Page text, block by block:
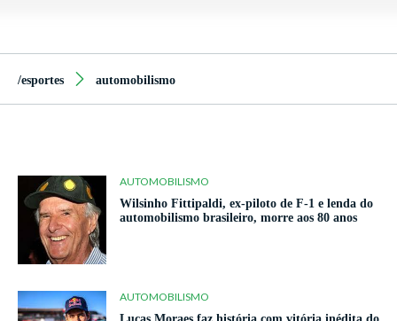
/esportes automobilismo
AUTOMOBILISMO
Wilsinho Fittipaldi, ex-piloto de F-1 e lenda do
automobilismo brasileiro, morre aos 80 anos
AUTOMOBILISMO